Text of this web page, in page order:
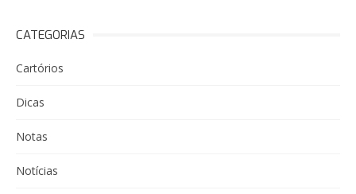
CATEGORIAS
Cartórios
Dicas
Notas
Notícias